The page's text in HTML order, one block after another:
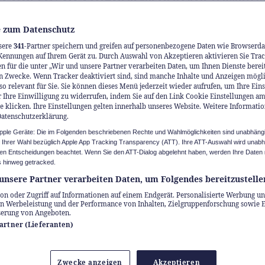
und0 %* Zins
Einstieg kinderleicht. Denn: Bis zum 30. Juni
zusätzlich Zinsen. Purer Fahrgenuss ganz
neue Art, mobil zu sein.
Datenschutz
341-Partner speichern und greifen auf personenbezogene Daten wie
auf Ihrem Gerät zu. Durch Auswahl von Akzeptieren aktivieren Sie
für die unter „Wir und unsere Partner verarbeiten Daten, um Ihnen Dienste
Zwecke. Wenn Tracker deaktiviert sind, sind manche Inhalte und Anzeigen
relevant für Sie. Sie können dieses Menü jederzeit wieder aufrufen, um Ihre
Ihre Einwilligung zu widerrufen, indem Sie auf den Link Cookie Einstellungen
klicken. Ihre Einstellungen gelten innerhalb unseres Website. Weitere
Geräte: Die im Folgenden beschriebenen Rechte und Wahlmöglichkeiten sind
Wahl bezüglich Apple App Tracking Transparency (ATT). Ihre ATT-Auswahl wird
Entscheidungen beachtet. Wenn Sie den ATT-Dialog abgelehnt haben, werden Ihre Daten
hinweg getracked.
Partner verarbeiten Daten, um Folgendes
oder Zugriff auf Informationen auf einem Endgerät. Personalisierte Werbung
Werbeleistung und der Performance von Inhalten, Zielgruppenforschung sowie
von Angeboten.
(Lieferanten)
Zwecke anzeigen Akzeptieren